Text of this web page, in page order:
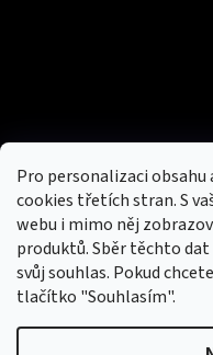
Pro personalizaci obsahu
cookies třetích stran. S
webu i mimo něj
produktů. Sběr těchto
svůj souhlas. Pokud
tlačítko "Souhlasím".
Nový obchod s batohy,